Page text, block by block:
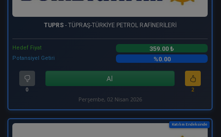
TUPRS- TÜPRAŞ-TÜRKİYE PETROL RAFİNERİLERİ
Hedef Fiyat 359.00 ₺
Potansiyel Getiri %0.00
0
Al
2
Perşembe, 02 Nisan 2026
Katılım Endeksinde